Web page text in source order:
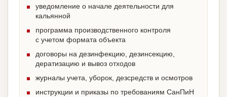
уведомление о начале деятельности для
кальянной
программа производственного контроля
с учетом формата объекта
договоры на дезинфекцию, дезинсекцию,
дератизацию и вывоз отходов
журналы учета, уборок, дезсредств и осмотров
инструкции и приказы по требованиям СанПиН